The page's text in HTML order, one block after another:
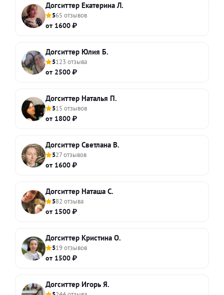
Догситтер Екатерина Л.
565 отзывов
от 1600 ₽
Догситтер Юлия Б.
5123 отзыва
от 2500 ₽
Догситтер Наталья П.
515 отзывов
от 1800 ₽
Догситтер Светлана В.
527 отзывов
от 1600 ₽
Догситтер Наташа С.
582 отзыва
от 1500 ₽
Догситтер Кристина О.
519 отзывов
от 1500 ₽
Догситтер Игорь Я.